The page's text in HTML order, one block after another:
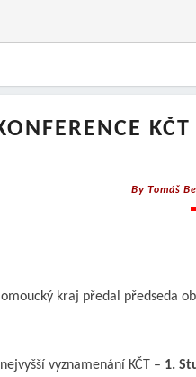
By Tomáš
kraj předal předseda
vyznamenání KČT – 1.